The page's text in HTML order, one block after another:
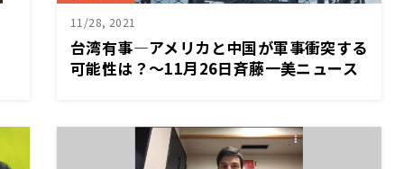
11/28, 2021
台湾有事―アメリカと中国が軍事衝突する
可能性は？～11月26日斉藤一美ニュース